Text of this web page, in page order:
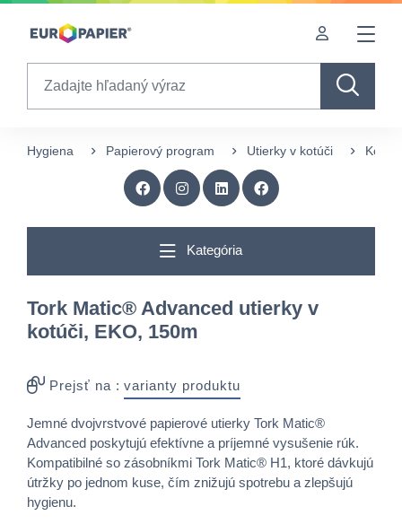
Table Of Content
Doplnkové produkty
Hygiena Papierový program Utierky v kotúči
Kategória
Tork Matic® Advanced utierky v
kotúči, EKO, 150m
Prejsť na : varianty produktu
Jemné dvojvrstvové papierové utierky Tork Matic®
Advanced poskytujú efektívne a príjemné vysušenie rúk.
Kompatibilné so zásobníkmi Tork Matic® H1, ktoré dávkujú
útržky po jednom kuse, čím znižujú spotrebu a zlepšujú
hygienu.